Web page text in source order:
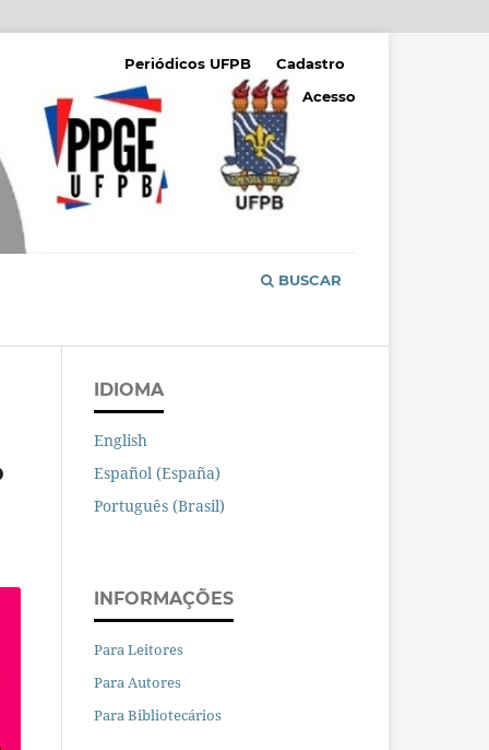
BUSCAR
Periódicos UFPB
Cadastro
Acesso
IDIOMA
English
Español (España)
Português (Brasil)
INFORMAÇÕES
Para Leitores
Para Autores
Para Bibliotecários